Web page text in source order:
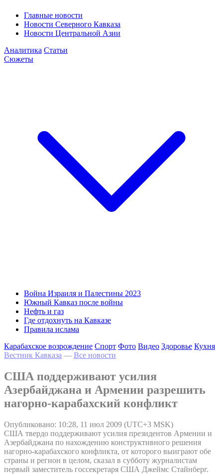
Главные новости
Новости Северного Кавказа
Новости Центральной Азии
Аналитика Статьи
Сюжеты
Война Израиля и Палестины 2023
Южный Кавказ после войны
Нефть и газ
Где отдохнуть на Кавказе
Правила ислама
Карабахское возрождение Спорт Фото Видео Здоровье Кухня
Вестник Кавказа — Все новости
США поддерживают усилия
Азербайджана и Армении разрешить
нагорно-карабахский конфликт
Опубликовано: 10:28, 11 июл 2009 (UTC+3 MSK)
США твердо поддерживают усилия президентов Армении и
Азербайджана по нахождению конструктивного решения
нагорно-карабахского конфликта, от которого выиграют обе
страны и регион в целом, сказал в субботу журналистам
первый заместитель госсекретаря США Джеймс Стайнберг.